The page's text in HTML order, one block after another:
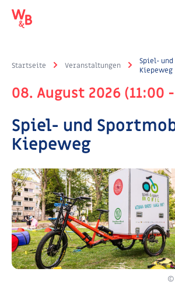
Startseite Veranstaltungen
Spiel-
Kiepeweg
08. August 2026 (11:00
Spiel- und
Kiepeweg
©